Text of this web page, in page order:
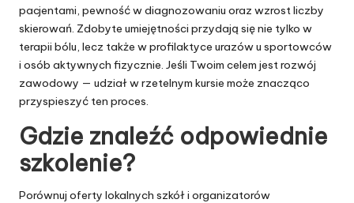
pacjentami, pewność w diagnozowaniu oraz wzrost liczby
skierowań. Zdobyte umiejętności przydają się nie tylko w
terapii bólu, lecz także w profilaktyce urazów u sportowców
i osób aktywnych fizycznie. Jeśli Twoim celem jest rozwój
zawodowy — udział w rzetelnym kursie może znacząco
przyspieszyć ten proces.
Gdzie znaleźć odpowiednie
szkolenie?
Porównuj oferty lokalnych szkół i organizatorów